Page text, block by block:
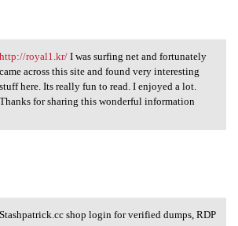
royal1.kr/ I was
http://royal1.kr/I was surfing net and fortunately
came across this site and found very interesting
stuff here. Its really fun to read. I enjoyed a lot.
Thanks for sharing this wonderful information
Stashpatrick.cc shop login for verified dumps, RDP